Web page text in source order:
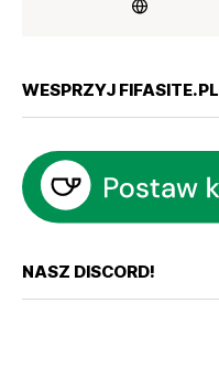
WESPRZYJ FIFASITE.PL
NASZ DISCORD!